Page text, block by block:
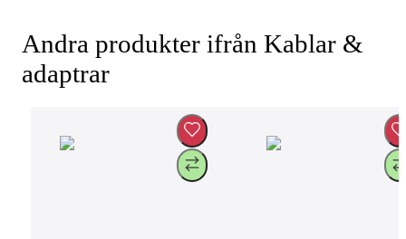
Andra produkter ifrån Kablar &
adaptrar